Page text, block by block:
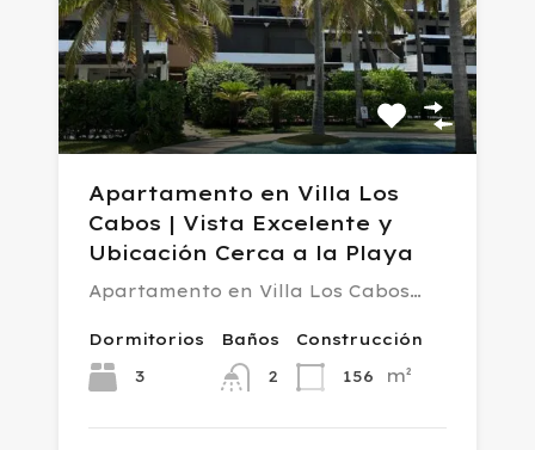
Apartamento en Villa Los
Cabos | Vista Excelente y
Ubicación Cerca a la Playa
Apartamento en Villa Los Cabos…
Dormitorios
3
Baños
2
Construcción
156
m²